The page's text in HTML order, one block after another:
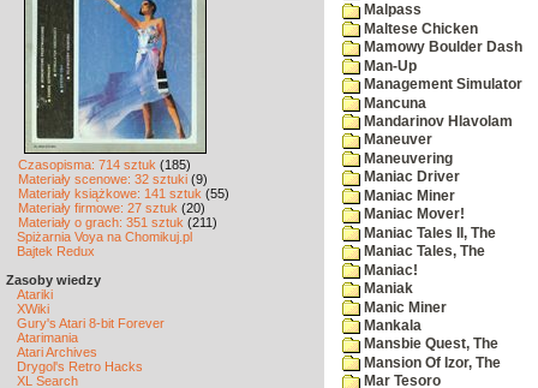
Czasopisma: 714 sztuk (185)
Materiały scenowe: 32 sztuki (9)
Materiały książkowe: 141 sztuk (55)
Materiały firmowe: 27 sztuk (20)
Materiały o grach: 351 sztuk (211)
Spiżarnia Voya na Chomikuj.pl
Bajtek Redux
Zasoby wiedzy
Atariki
XWiki
Gury's Atari 8-bit Forever
Atarimania
Atari Archives
Drygol's Retro Hacks
XL Search
Malpass
Maltese Chicken
Mamowy Boulder Dash
Man-Up
Management Simulator
Mancuna
Mandarinov Hlavolam
Maneuver
Maneuvering
Maniac Driver
Maniac Miner
Maniac Mover!
Maniac Tales II, The
Maniac Tales, The
Maniac!
Maniak
Manic Miner
Mankala
Mansbie Quest, The
Mansion Of Izor, The
Mar Tesoro